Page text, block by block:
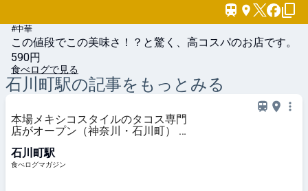
#中華
この値段でこの美味さ！？と驚く、高コスパのお店です。
590円
食べログで見る
石川町駅の記事をもっとみる
本場メキシコスタイルのタコス専門
店がオープン（神奈川・石川町） |
石川町駅
食べログマガジン